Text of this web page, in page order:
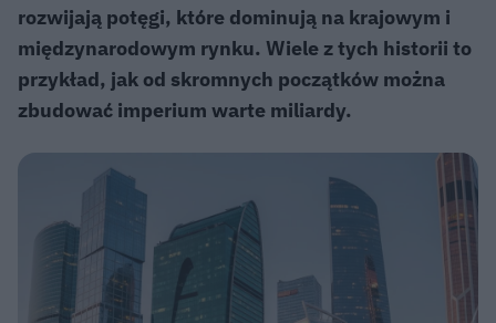
rozwijają potęgi, które dominują na krajowym i
międzynarodowym rynku. Wiele z tych historii to
przykład, jak od skromnych początków można
zbudować imperium warte miliardy.